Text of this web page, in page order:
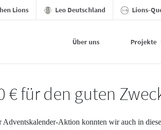
Lions Leo Deutschland Lions-
Über uns Projekte
€ für den guten
Adventskalender-Aktion konnten wir auch in